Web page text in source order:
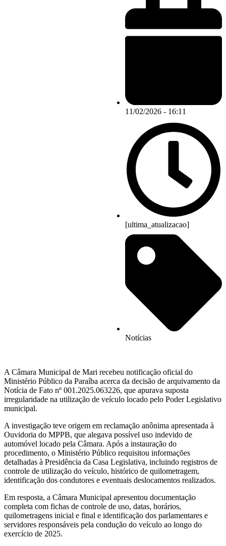
11/02/2026 - 16:11
[ultima_atualizacao]
Notícias
A Câmara Municipal de Mari recebeu notificação oficial do
Ministério Público da Paraíba acerca da decisão de arquivamento da
Notícia de Fato nº 001.2025.063226, que apurava suposta
irregularidade na utilização de veículo locado pelo Poder Legislativo
municipal.
A investigação teve origem em reclamação anônima apresentada à
Ouvidoria do MPPB, que alegava possível uso indevido de
automóvel locado pela Câmara. Após a instauração do
procedimento, o Ministério Público requisitou informações
detalhadas à Presidência da Casa Legislativa, incluindo registros de
controle de utilização do veículo, histórico de quilometragem,
identificação dos condutores e eventuais deslocamentos realizados.
Em resposta, a Câmara Municipal apresentou documentação
completa com fichas de controle de uso, datas, horários,
quilometragens inicial e final e identificação dos parlamentares e
servidores responsáveis pela condução do veículo ao longo do
exercício de 2025.